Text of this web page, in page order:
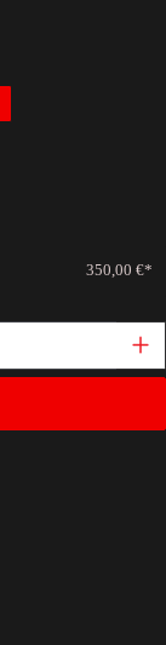
350,00 €*